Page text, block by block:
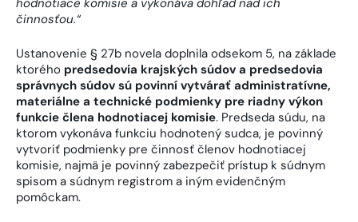
hodnotiace komisie a vykonáva dohľad nad ich
činnosťou.“
Ustanovenie § 27b novela doplnila odsekom 5, na základe
ktorého predsedovia krajských súdov a predsedovia
správnych súdov sú povinní vytvárať administratívne,
materiálne a technické podmienky pre riadny výkon
funkcie člena hodnotiacej komisie. Predseda súdu, na
ktorom vykonáva funkciu hodnotený sudca, je povinný
vytvoriť podmienky pre činnosť členov hodnotiacej
komisie, najmä je povinný zabezpečiť prístup k súdnym
spisom a súdnym registrom a iným evidenčným
pomôckam.